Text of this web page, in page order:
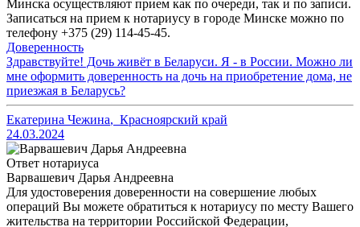
Минска осуществляют прием как по очереди, так и по записи.
Записаться на прием к нотариусу в городе Минске можно по
телефону +375 (29) 114-45-45.
Доверенность
Здравствуйте! Дочь живёт в Беларуси. Я - в России. Можно ли
мне оформить доверенность на дочь на приобретение дома, не
приезжая в Беларусь?
Екатерина Чежина, Красноярский край
24.03.2024
Ответ нотариуса
Варвашевич Дарья Андреевна
Для удостоверения доверенности на совершение любых
операций Вы можете обратиться к нотариусу по месту Вашего
жительства на территории Российской Федерации,